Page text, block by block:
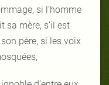
si l’homme
sa mère, s’il est
père, si les voix